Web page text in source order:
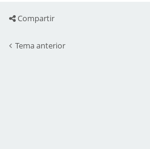
Compartir
Tema anterior